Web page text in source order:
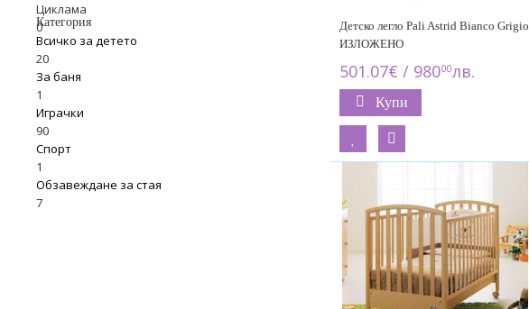
Детско легло Pali Astrid Bianco Grigio
ИЗЛОЖЕНО
501.07€ / 98000лв.
Купи
Циклама
0
Категория
Всичко за детето
20
За баня
1
Играчки
90
Спорт
1
Обзавеждане за стая
7